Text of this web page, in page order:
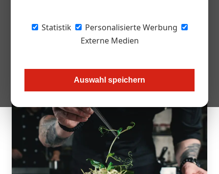
Statistik
Personalisierte Werbung
Externe Medien
Auswahl speichern
„Xtra“ eine neue Runde – und dabei geht es nicht nur um
günstige Bio-Gurken und pünktliche Lieferzeiten. Auch für die
Bühne.